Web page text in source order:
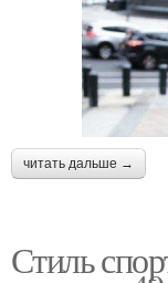
читать дальше →
Стиль